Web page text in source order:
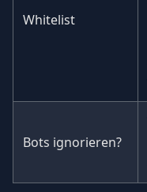
Whitelist
Bots ignorieren?